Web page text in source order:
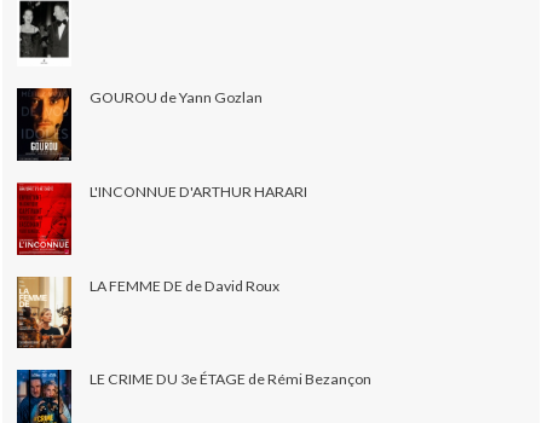
GOUROU de Yann Gozlan
L'INCONNUE D'ARTHUR HARARI
LA FEMME DE de David Roux
LE CRIME DU 3e ÉTAGE de Rémi Bezançon